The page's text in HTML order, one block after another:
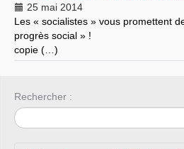
25 mai 2014
Les « socialistes » vous promettent
progrès social » !
copie (…)
Rechercher :